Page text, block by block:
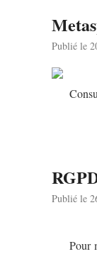
Publié le
Publié le
Pour